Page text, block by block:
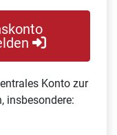
Konto zur
insbesondere: